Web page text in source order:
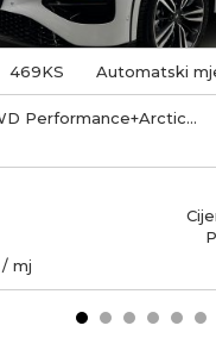
469KS Automatski
Performance+Arctic
mj